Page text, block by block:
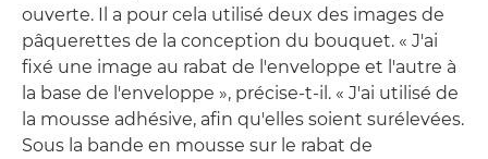
ouverte. Il a pour cela utilisé deux des images de
pâquerettes de la conception du bouquet. « J'ai
fixé une image au rabat de l'enveloppe et l'autre à
la base de l'enveloppe », précise-t-il. « J'ai utilisé de
la mousse adhésive, afin qu'elles soient surélevées.
Sous la bande en mousse sur le rabat de